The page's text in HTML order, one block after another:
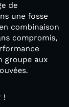
de
une fosse
combinaison
compromis,
groupe aux
!